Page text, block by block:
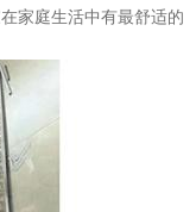
家庭生活中有最舒适的